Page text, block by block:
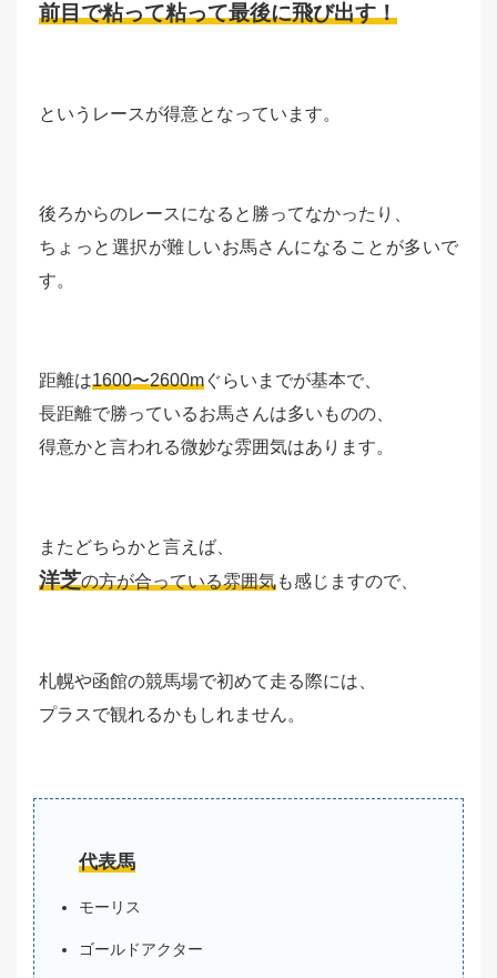
前目で粘って粘って最後に飛び出す！
というレースが得意となっています。
後ろからのレースになると勝ってなかったり、
ちょっと選択が難しいお馬さんになることが多いで
す。
距離は1600〜2600mぐらいまでが基本で、
長距離で勝っているお馬さんは多いものの、
得意かと言われる微妙な雰囲気はあります。
またどちらかと言えば、
洋芝の方が合っている雰囲気も感じますので、
札幌や函館の競馬場で初めて走る際には、
プラスで観れるかもしれません。
代表馬
モーリス
ゴールドアクター